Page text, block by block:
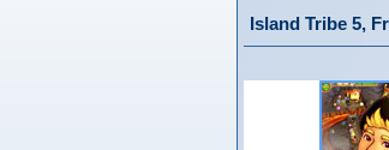
Island Tribe 5,